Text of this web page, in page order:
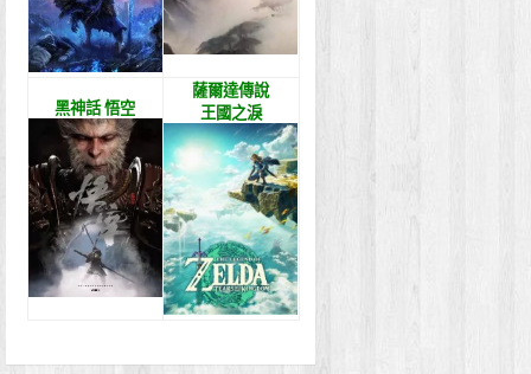
黑神話 悟空
薩爾達傳說
王國之淚